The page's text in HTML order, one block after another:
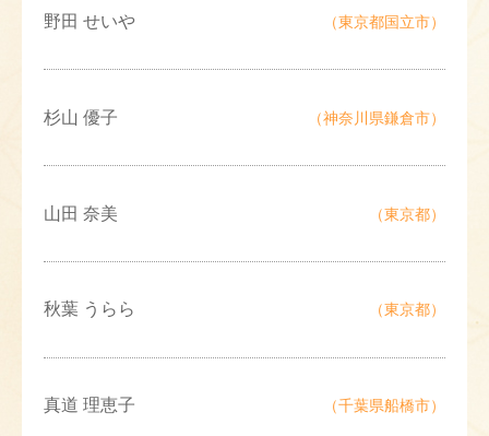
野田 せいや （東京都国立市）
杉山 優子 （神奈川県鎌倉市）
山田 奈美 （東京都）
秋葉 うらら （東京都）
真道 理恵子 （千葉県船橋市）